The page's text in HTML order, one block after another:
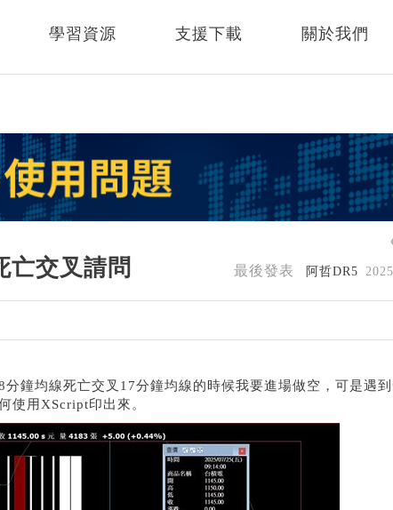
學習資源 支援下載 關於我們
亡交叉請問 最後發表 阿哲DR5
鐘均線死亡交叉17分鐘均線的時候我要進場做空，可是遇
使用XScript印出來。